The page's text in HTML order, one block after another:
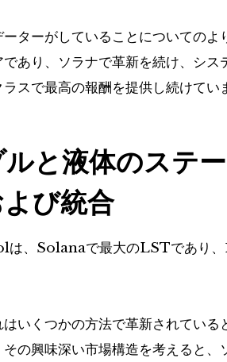
ーターがしていることについての
あり、ソラナで革新を続け、シ
スで最高の報酬を提供し続けてい
と液体のステ
び統合
は、Solanaで最大のLSTであり
いくつかの方法で革新されてい
その興味深い市場構造を考えると